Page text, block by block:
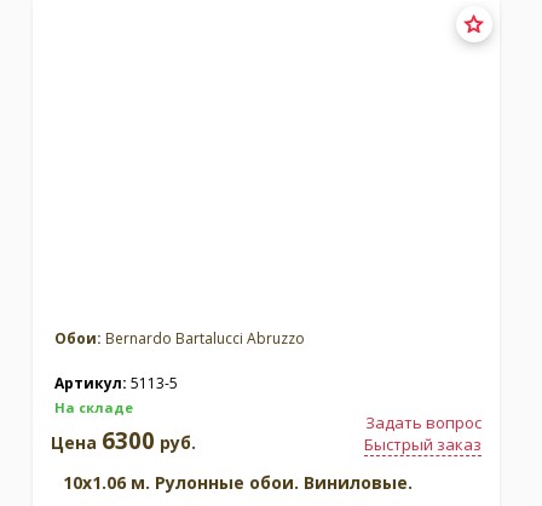
Обои: Bernardo Bartalucci Abruzzo
Артикул: 5113-5
На складе
Задать вопрос
Быстрый заказ
Цена 6300 руб.
10x1.06 м. Рулонные обои. Виниловые.